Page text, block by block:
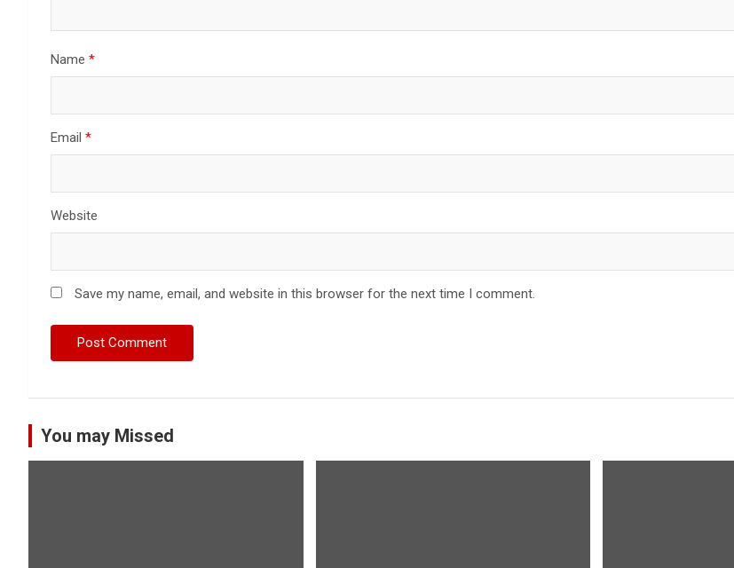
Name *
Email *
Website
Save my name, email, and website in this browser for the next time I comment.
You may Missed